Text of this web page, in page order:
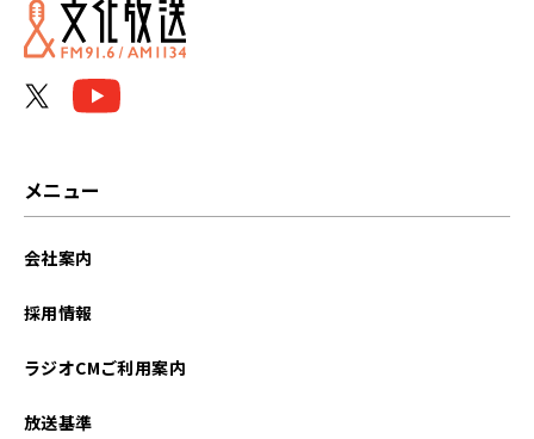
2024年02月
メニュー
会社案内
採用情報
ラジオCMご利用案内
放送基準